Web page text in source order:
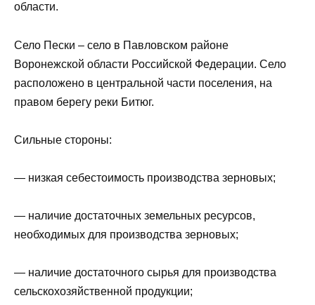
области.
Село Пески – село в Павловском районе
Воронежской области Российской Федерации. Село
расположено в центральной части поселения, на
правом берегу реки Битюг.
Сильные стороны:
— низкая себестоимость производства зерновых;
— наличие достаточных земельных ресурсов,
необходимых для производства зерновых;
— наличие достаточного сырья для производства
сельскохозяйственной продукции;